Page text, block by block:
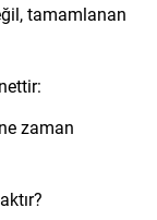
tamamlanan
zaman